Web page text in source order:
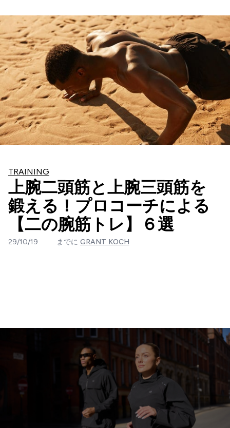
TRAINING
上腕二頭筋と上腕三頭筋を
鍛える！プロコーチによる
【二の腕筋トレ】６選
29/10/19 までに GRANT KOCH